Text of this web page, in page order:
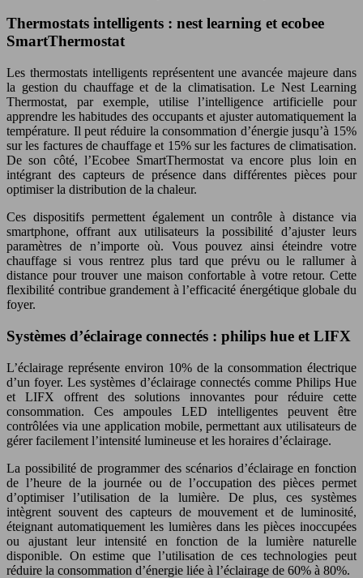
Thermostats intelligents : nest learning et ecobee
SmartThermostat
Les thermostats intelligents représentent une avancée majeure dans
la gestion du chauffage et de la climatisation. Le Nest Learning
Thermostat, par exemple, utilise l’intelligence artificielle pour
apprendre les habitudes des occupants et ajuster automatiquement la
température. Il peut réduire la consommation d’énergie jusqu’à 15%
sur les factures de chauffage et 15% sur les factures de climatisation.
De son côté, l’Ecobee SmartThermostat va encore plus loin en
intégrant des capteurs de présence dans différentes pièces pour
optimiser la distribution de la chaleur.
Ces dispositifs permettent également un contrôle à distance via
smartphone, offrant aux utilisateurs la possibilité d’ajuster leurs
paramètres de n’importe où. Vous pouvez ainsi éteindre votre
chauffage si vous rentrez plus tard que prévu ou le rallumer à
distance pour trouver une maison confortable à votre retour. Cette
flexibilité contribue grandement à l’efficacité énergétique globale du
foyer.
Systèmes d’éclairage connectés : philips hue et LIFX
L’éclairage représente environ 10% de la consommation électrique
d’un foyer. Les systèmes d’éclairage connectés comme Philips Hue
et LIFX offrent des solutions innovantes pour réduire cette
consommation. Ces ampoules LED intelligentes peuvent être
contrôlées via une application mobile, permettant aux utilisateurs de
gérer facilement l’intensité lumineuse et les horaires d’éclairage.
La possibilité de programmer des scénarios d’éclairage en fonction
de l’heure de la journée ou de l’occupation des pièces permet
d’optimiser l’utilisation de la lumière. De plus, ces systèmes
intègrent souvent des capteurs de mouvement et de luminosité,
éteignant automatiquement les lumières dans les pièces inoccupées
ou ajustant leur intensité en fonction de la lumière naturelle
disponible. On estime que l’utilisation de ces technologies peut
réduire la consommation d’énergie liée à l’éclairage de 60% à 80%.